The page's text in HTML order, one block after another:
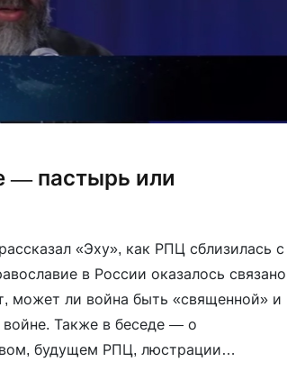
— пастырь или
«Эху», как РПЦ сблизилась с
в России оказалось связано
может ли война быть «священной» и
Также в беседе — о
будущем РПЦ, люстрации